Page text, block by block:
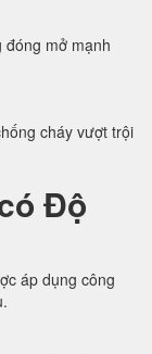
đóng mở mạnh
cháy vượt trội
Độ
áp dụng công